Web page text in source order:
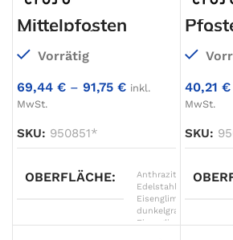
Mittelpfosten
Drahtseil 6mm
aufgesetzt,
Ø42,4mm
Vorrätig
69,44 € – 91,75 € inkl.
MwSt.
SKU: 950851*
OBERFLÄCHE Anthrazitgrau,
Edelstahl
Eisenglimmer
dunkelgrau
Eisenglimmer
40,21 €
MwSt.
SKU: